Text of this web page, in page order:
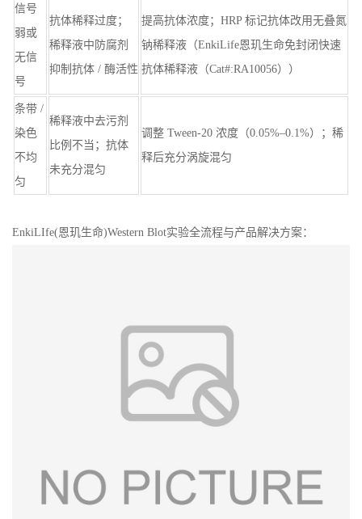
信号
弱或
无信
号
抗体稀释过度；
稀释液中防腐剂
抑制抗体 / 酶活性
提高抗体浓度；HRP 标记抗体改用无叠氮
钠稀释液（EnkiLife恩玑生命免封闭快速
抗体稀释液（Cat#:RA10056））
条带 /
染色
不均
匀
稀释液中去污剂
比例不当；抗体
未充分混匀
调整 Tween-20 浓度（0.05%–0.1%）；稀
释后充分涡旋混匀
EnkiLIfe(恩玑生命)Western Blot实验全流程与产品解决方案：